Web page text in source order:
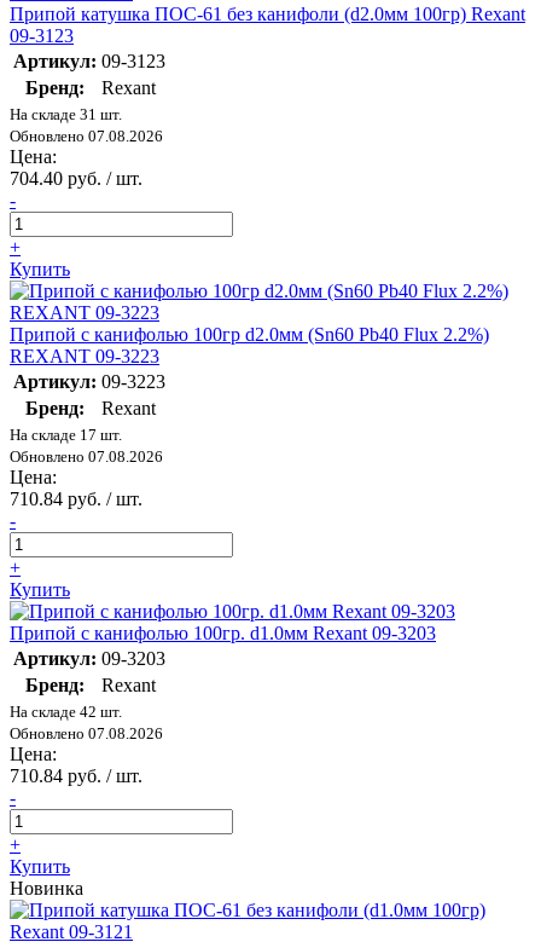
Припой катушка ПОС-61 без канифоли (d2.0мм 100гр) Rexant
09-3123
Артикул: 09-3123
Бренд:
Rexant
На складе 31 шт.
Обновлено 07.08.2026
Цена:
704.40 руб. / шт.
-
+
Купить
Припой с канифолью 100гр d2.0мм (Sn60 Pb40 Flux 2.2%)
REXANT 09-3223
Артикул: 09-3223
Бренд:
Rexant
На складе 17 шт.
Обновлено 07.08.2026
Цена:
710.84 руб. / шт.
-
+
Купить
Припой с канифолью 100гр. d1.0мм Rexant 09-3203
Артикул: 09-3203
Бренд:
Rexant
На складе 42 шт.
Обновлено 07.08.2026
Цена:
710.84 руб. / шт.
-
+
Купить
Новинка